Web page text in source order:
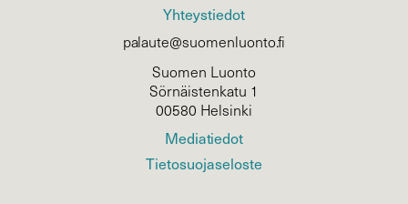
Yhteystiedot
palaute@suomenluonto.fi
Suomen Luonto
Sörnäistenkatu 1
00580 Helsinki
Mediatiedot
Tietosuojaseloste